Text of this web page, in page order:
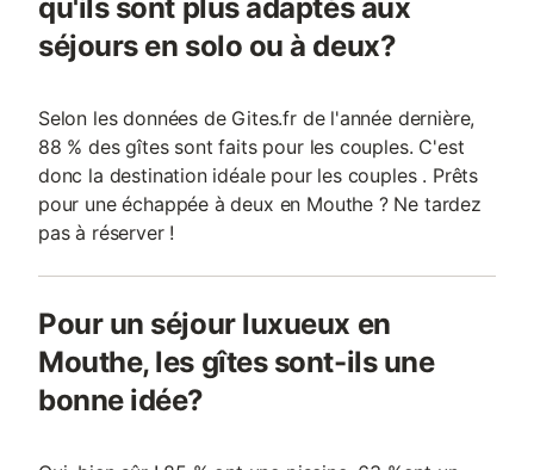
qu'ils sont plus adaptés aux
séjours en solo ou à deux?
Selon les données de Gites.fr de l'année dernière,
88 % des gîtes sont faits pour les couples. C'est
donc la destination idéale pour les couples . Prêts
pour une échappée à deux en Mouthe ? Ne tardez
pas à réserver !
Pour un séjour luxueux en
Mouthe, les gîtes sont-ils une
bonne idée?